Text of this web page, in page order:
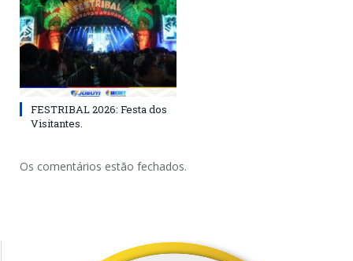
FESTRIBAL 2026: Festa dos
Visitantes.
Os comentários estão fechados.